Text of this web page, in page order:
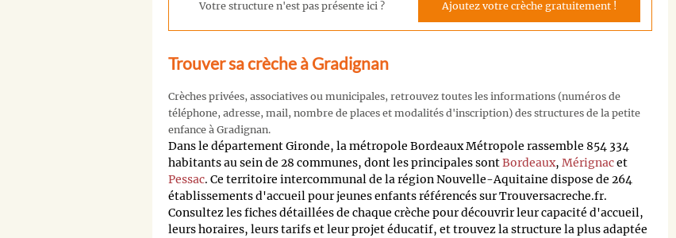
Votre structure n'est pas présente ici ? Ajoutez votre crèche gratuitement !
Trouver sa crèche à Gradignan
Crèches privées, associatives ou municipales, retrouvez toutes les informations (numéros de
téléphone, adresse, mail, nombre de places et modalités d'inscription) des structures de la petite
enfance à Gradignan.
Dans le département Gironde, la métropole Bordeaux Métropole rassemble 854 334
habitants au sein de 28 communes, dont les principales sontBordeaux, Mérignacet
Pessac. Ce territoire intercommunal de la région Nouvelle-Aquitaine dispose de 264
établissements d'accueil pour jeunes enfants référencés sur Trouversacreche.fr.
Consultez les fiches détaillées de chaque crèche pour découvrir leur capacité d'accueil,
leurs horaires, leurs tarifs et leur projet éducatif, et trouvez la structure la plus adaptée